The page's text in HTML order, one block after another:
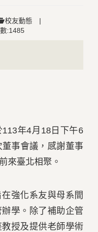
校友動態
|
:1485
年4月18日下午6
事會議，感謝董事
來臺北相聚。
強化系友與母系間
學。除了補助企管
授及提供老師學術